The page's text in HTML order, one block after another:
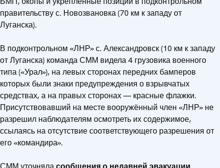
правительству с. Новозвановка (70 км к западу от
Луганска).
В подконтрольном «ЛНР» с. Александровск (10 км к западу
от Луганска) команда СММ видела 4 грузовика военного
типа («Урал»), на левых сторонах передних бамперов
которых были знаки предупреждения о взрывчатых
средствах, а на правых сторонах — красные флажки.
Присутствовавший на месте вооружённый член «ЛНР» не
разрешил наблюдателям осмотреть их содержимое,
ссылаясь на отсутствие соответствующего разрешения от
его «командира».